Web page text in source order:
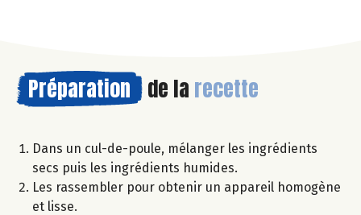
Préparation de la recette
Dans un cul-de-poule, mélanger les ingrédients
secs puis les ingrédients humides.
Les rassembler pour obtenir un appareil homogène
et lisse.